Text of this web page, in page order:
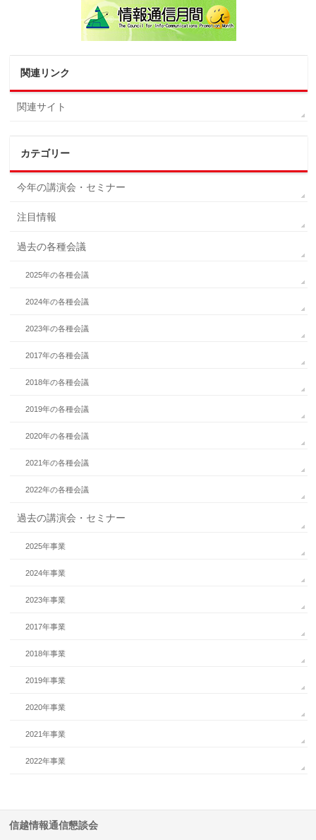
関連リンク
関連サイト
カテゴリー
今年の講演会・セミナー
注目情報
過去の各種会議
2025年の各種会議
2024年の各種会議
2023年の各種会議
2017年の各種会議
2018年の各種会議
2019年の各種会議
2020年の各種会議
2021年の各種会議
2022年の各種会議
過去の講演会・セミナー
2025年事業
2024年事業
2023年事業
2017年事業
2018年事業
2019年事業
2020年事業
2021年事業
2022年事業
信越情報通信懇談会